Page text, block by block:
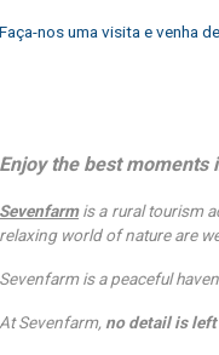
Faça-nos uma visita e venha
Enjoy the best moments
Sevenfarmis a rural tourism
relaxing world of nature are
Sevenfarm is a peaceful
At Sevenfarm, no detail is